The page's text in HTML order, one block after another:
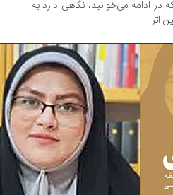
می‌خوانید، نگاهی دارد به